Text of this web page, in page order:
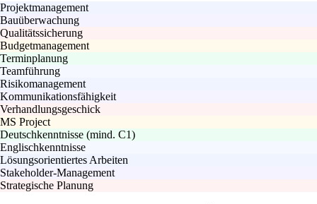
Projektmanagement
Bauüberwachung
Qualitätssicherung
Budgetmanagement
Terminplanung
Teamführung
Risikomanagement
Kommunikationsfähigkeit
Verhandlungsgeschick
MS Project
Deutschkenntnisse (mind. C1)
Englischkenntnisse
Lösungsorientiertes Arbeiten
Stakeholder-Management
Strategische Planung